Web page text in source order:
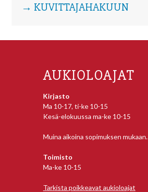
→ KUVITTAJAHAKUUN
AUKIOLOAJAT
Kirjasto
Ma 10-17, ti-ke 10-15
Kesä-elokuussa ma-ke 10-15
Muina aikoina sopimuksen mukaan.
Toimisto
Ma-ke 10-15
Tarkista poikkeavat aukioloajat